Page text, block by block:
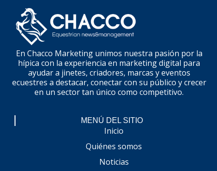
En Chacco Marketing unimos nuestra pasión por la
hípica con la experiencia en marketing digital para
ayudar a jinetes, criadores, marcas y eventos
ecuestres a destacar, conectar con su público y crecer
en un sector tan único como competitivo.
MENÚ DEL SITIO
Inicio
Quiénes somos
Noticias